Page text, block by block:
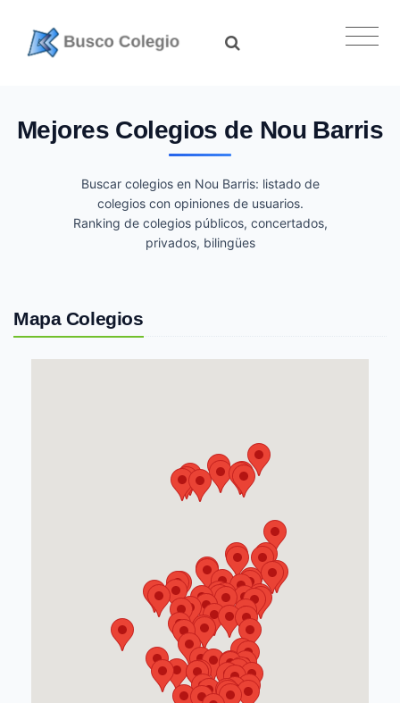
contenido
Mejores Colegios de Nou Barris
Buscar colegios en Nou Barris: listado de
colegios con opiniones de usuarios.
Ranking de colegios públicos, concertados,
privados, bilingües
Mapa Colegios